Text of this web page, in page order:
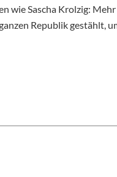
wie Sascha Krolzig:
Republik gestählt,